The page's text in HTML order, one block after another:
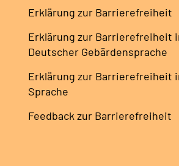
Erklärung zur Barrierefreiheit
Erklärung zur Barrierefreiheit
Deutscher Gebärdensprache
Erklärung zur Barrierefreiheit
Sprache
Feedback zur Barrierefreiheit